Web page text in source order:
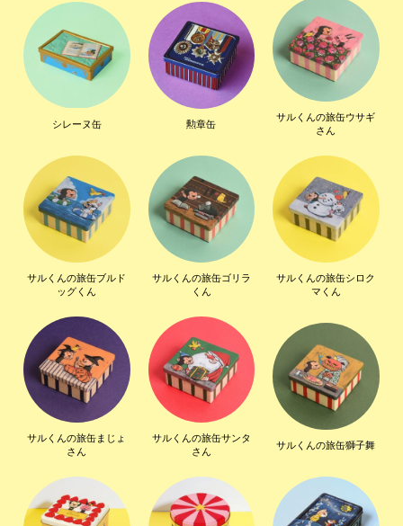
シレーヌ缶 勲章缶
サルくんの旅缶ウサギ
さん
サルくんの旅缶ブルド
ッグくん
サルくんの旅缶ゴリラ
くん
サルくんの旅缶シロク
マくん
サルくんの旅缶まじょ
さん
サルくんの旅缶サンタ
さん
サルくんの旅缶獅子舞